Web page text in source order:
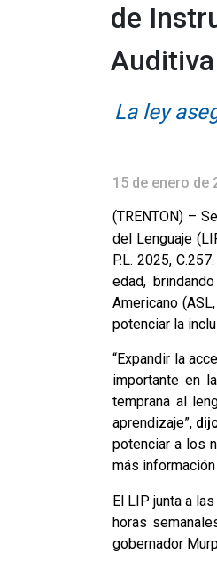
de
Auditiva
La ley
15 de enero de
(TRENTON) –
del Lenguaje
P.L. 2025,
edad,
Americano
potenciar la
“Expandir la
importante en
temprana al
aprendizaje”,
potenciar a los
más
El LIP junta a
horas
gobernador